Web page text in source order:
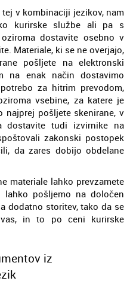
v kombinaciji jezikov, nam
kurirske službe ali pa s
dostavite osebno v
Materiale, ki se ne overjajo,
pošljete na elektronski
na enak način dostavimo
za hitrim prevodom,
vsebine, za katere je
najprej pošljete skenirane, v
dostavite tudi izvirnike na
zakonski postopek
da zares dobijo obdelane
materiale lahko prevzamete
pošljemo na določen
dodatno storitev, tako da se
vas, in to po ceni kurirske
iz